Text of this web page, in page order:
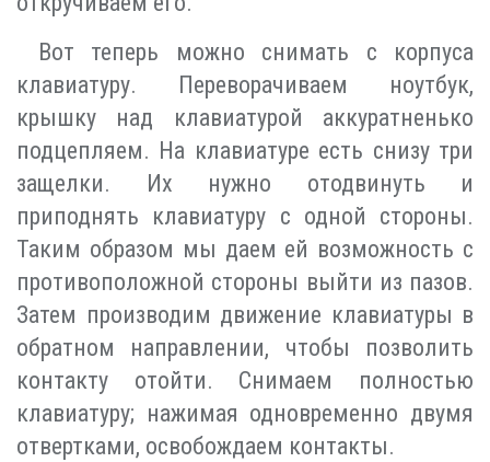
Вот теперь можно снимать с корпуса
клавиатуру. Переворачиваем ноутбук,
крышку над клавиатурой аккуратненько
подцепляем. На клавиатуре есть снизу три
защелки. Их нужно отодвинуть и
приподнять клавиатуру с одной стороны.
Таким образом мы даем ей возможность с
противоположной стороны выйти из пазов.
Затем производим движение клавиатуры в
обратном направлении, чтобы позволить
контакту отойти. Снимаем полностью
клавиатуру; нажимая одновременно двумя
отвертками, освобождаем контакты.